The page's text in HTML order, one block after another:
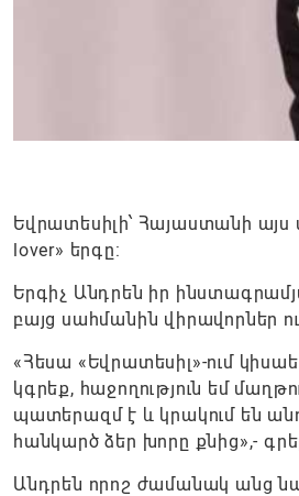
Եվրատեսիլի՝ Հայաստանի
lover» երգը:
Երգիչ Անդրեն իր
բայց սահմանին վիրավորներ
«Հեսա «Եվրատեսիլ»-ում
կգրեք, հաջողություն եմ
պատերազմ է և կրակում են
հանկարծ ձեր խորը քնից»,-
Անդրեն որոշ ժամանակ անց